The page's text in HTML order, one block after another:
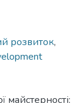
розвиток,